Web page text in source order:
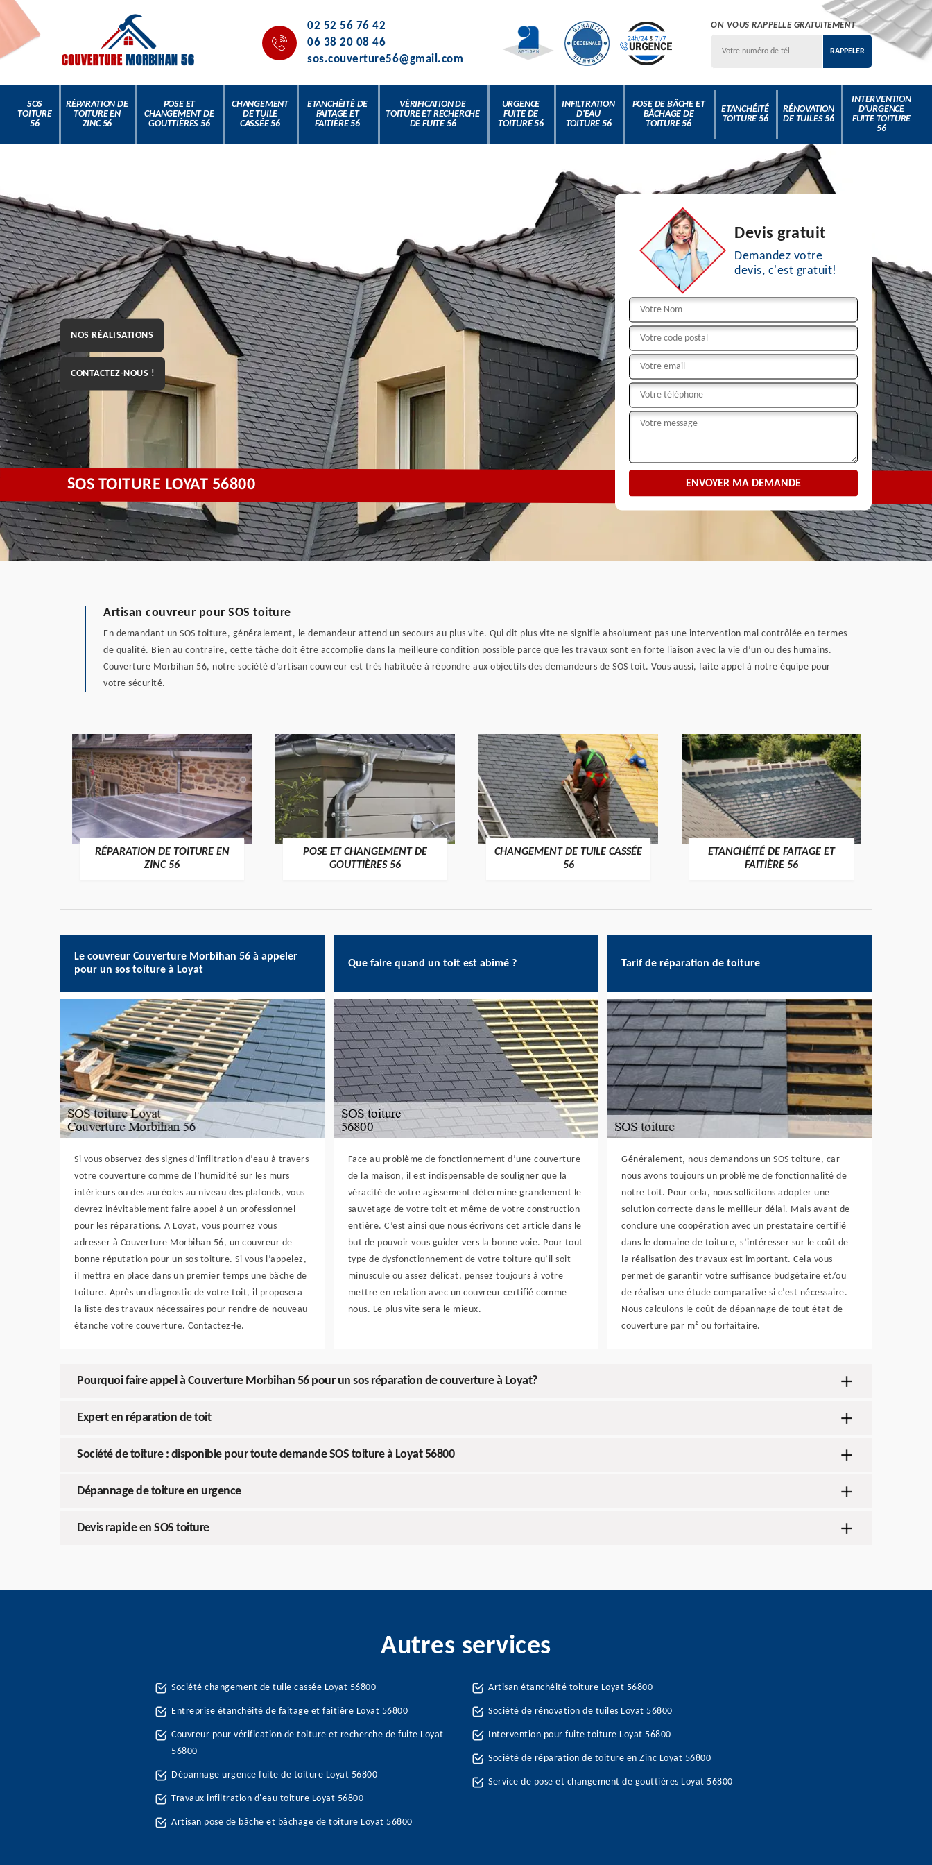
02 52 56 76 42
06 38 20 08 46
sos.couverture56@gmail.com
ON VOUS RAPPELLE GRATUITEMENT
SOS
TOITURE
56
RÉPARATION DE
TOITURE EN
ZINC 56
POSE ET
CHANGEMENT DE
GOUTTIÈRES 56
CHANGEMENT
DE TUILE
CASSÉE 56
ETANCHÉITÉ DE
FAITAGE ET
FAITIÈRE 56
VÉRIFICATION DE
TOITURE ET RECHERCHE
DE FUITE 56
URGENCE
FUITE DE
TOITURE 56
INFILTRATION
D'EAU
TOITURE 56
POSE DE BÂCHE ET
BÂCHAGE DE
TOITURE 56
ETANCHÉITÉ
TOITURE 56
RÉNOVATION
DE TUILES 56
INTERVENTION
D'URGENCE
FUITE TOITURE
56
NOS RÉALISATIONS
CONTACTEZ-NOUS !
Devis gratuit
Demandez votre
devis, c'est gratuit!
SOS TOITURE LOYAT 56800
Artisan couvreur pour SOS toiture
En demandant un SOS toiture, généralement, le demandeur attend un secours au plus vite. Qui dit plus vite ne signifie absolument pas une intervention mal contrôlée en termes
de qualité. Bien au contraire, cette tâche doit être accomplie dans la meilleure condition possible parce que les travaux sont en forte liaison avec la vie d’un ou des humains.
Couverture Morbihan 56, notre société d’artisan couvreur est très habituée à répondre aux objectifs des demandeurs de SOS toit. Vous aussi, faite appel à notre équipe pour
votre sécurité.
>
RÉPARATION DE TOITURE EN
ZINC 56
>
POSE ET CHANGEMENT DE
GOUTTIÈRES 56
>
CHANGEMENT DE TUILE CASSÉE
56
>
ETANCHÉITÉ DE FAITAGE ET
FAITIÈRE 56
Le couvreur Couverture Morbihan 56 à appeler
pour un sos toiture à Loyat
Si vous observez des signes d’infiltration d’eau à travers
votre couverture comme de l’humidité sur les murs
intérieurs ou des auréoles au niveau des plafonds, vous
devrez inévitablement faire appel à un professionnel
pour les réparations. A Loyat, vous pourrez vous
adresser à Couverture Morbihan 56, un couvreur de
bonne réputation pour un sos toiture. Si vous l’appelez,
il mettra en place dans un premier temps une bâche de
toiture. Après un diagnostic de votre toit, il proposera
la liste des travaux nécessaires pour rendre de nouveau
étanche votre couverture. Contactez-le.
Que faire quand un toit est abîmé ?
Face au problème de fonctionnement d’une couverture
de la maison, il est indispensable de souligner que la
véracité de votre agissement détermine grandement le
sauvetage de votre toit et même de votre construction
entière. C’est ainsi que nous écrivons cet article dans le
but de pouvoir vous guider vers la bonne voie. Pour tout
type de dysfonctionnement de votre toiture qu’il soit
minuscule ou assez délicat, pensez toujours à votre
mettre en relation avec un couvreur certifié comme
nous. Le plus vite sera le mieux.
Tarif de réparation de toiture
Généralement, nous demandons un SOS toiture, car
nous avons toujours un problème de fonctionnalité de
notre toit. Pour cela, nous sollicitons adopter une
solution correcte dans le meilleur délai. Mais avant de
conclure une coopération avec un prestataire certifié
dans le domaine de toiture, s’intéresser sur le coût de
la réalisation des travaux est important. Cela vous
permet de garantir votre suffisance budgétaire et/ou
de réaliser une étude comparative si c’est nécessaire.
Nous calculons le coût de dépannage de tout état de
couverture par m² ou forfaitaire.
Pourquoi faire appel à Couverture Morbihan 56 pour un sos réparation de couverture à Loyat?
Expert en réparation de toit
Société de toiture : disponible pour toute demande SOS toiture à Loyat 56800
Dépannage de toiture en urgence
Devis rapide en SOS toiture
Autres services
Société changement de tuile cassée Loyat 56800
Entreprise étanchéité de faitage et faitière Loyat 56800
Couvreur pour vérification de toiture et recherche de fuite Loyat
56800
Dépannage urgence fuite de toiture Loyat 56800
Travaux infiltration d'eau toiture Loyat 56800
Artisan pose de bâche et bâchage de toiture Loyat 56800
Artisan étanchéité toiture Loyat 56800
Société de rénovation de tuiles Loyat 56800
Intervention pour fuite toiture Loyat 56800
Société de réparation de toiture en Zinc Loyat 56800
Service de pose et changement de gouttières Loyat 56800